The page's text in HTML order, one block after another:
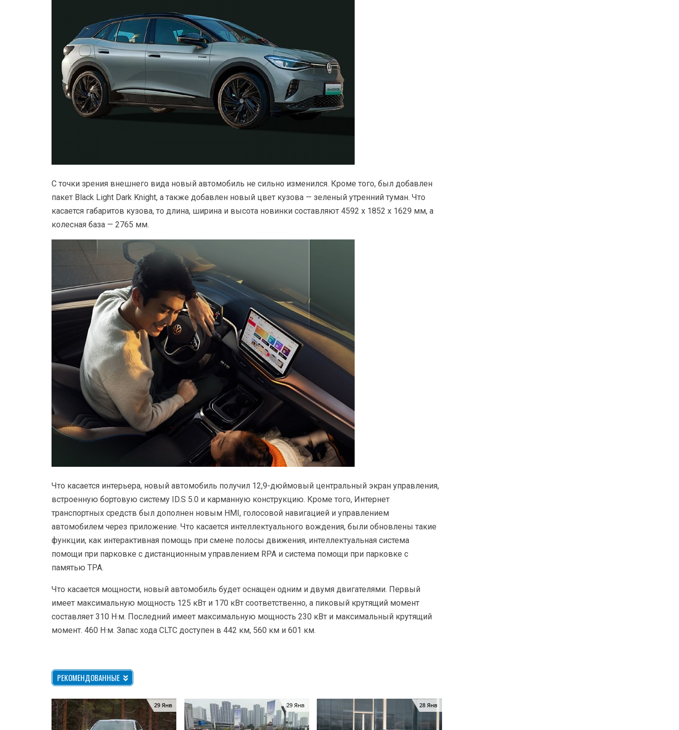
С точки зрения внешнего вида новый автомобиль не сильно изменился. Кроме того, был добавлен
пакет Black Light Dark Knight, а также добавлен новый цвет кузова — зеленый утренний туман. Что
касается габаритов кузова, то длина, ширина и высота новинки составляют 4592 х 1852 х 1629 мм, а
колесная база — 2765 мм.
Что касается интерьера, новый автомобиль получил 12,9-дюймовый центральный экран управления,
встроенную бортовую систему ID.S 5.0 и карманную конструкцию. Кроме того, Интернет
транспортных средств был дополнен новым HMI, голосовой навигацией и управлением
автомобилем через приложение. Что касается интеллектуального вождения, были обновлены такие
функции, как интерактивная помощь при смене полосы движения, интеллектуальная система
помощи при парковке с дистанционным управлением RPA и система помощи при парковке с
памятью TPA.
Что касается мощности, новый автомобиль будет оснащен одним и двумя двигателями. Первый
имеет максимальную мощность 125 кВт и 170 кВт соответственно, а пиковый крутящий момент
составляет 310 Н·м. Последний имеет максимальную мощность 230 кВт и максимальный крутящий
момент. 460 Н·м. Запас хода CLTC доступен в 442 км, 560 км и 601 км.
РЕКОМЕНДОВАННЫЕ
29 Янв 29 Янв 28 Янв